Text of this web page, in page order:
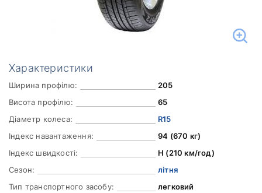
Характеристики
Ширина профілю:
205
Висота профілю:
65
Діаметр колеса:
R15
Індекс навантаження:
94 (670 кг)
Індекс швидкості:
H (210 км/год)
Сезон:
літня
Тип транспортного засобу:
легковий